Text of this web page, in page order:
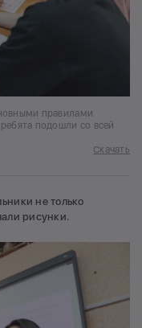
правилами
подошли со всей
Скачать
не только
рисунки.